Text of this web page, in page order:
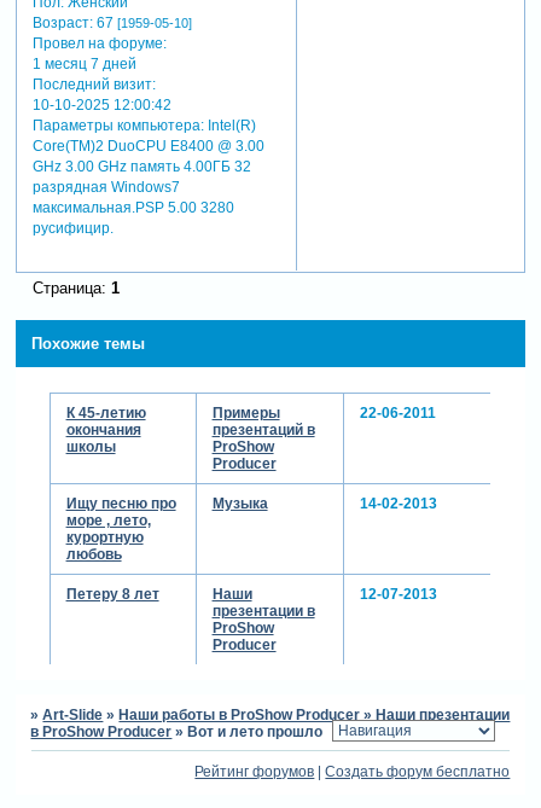
Возраст:67 [1959-05-10]
Провел на форуме:
1 месяц 7 дней
Последний визит:
10-10-2025 12:00:42
Параметры компьютера:Intel(R)
Core(TM)2 DuoCPU E8400 @ 3.00
GHz 3.00 GHz память 4.00ГБ 32
разрядная Windows7
максимальная.PSP 5.00 3280
русифицир.
Страница: 1
Похожие темы
К 45-летию
окончания
школы
Примеры
презентаций в
ProShow
Producer
22-06-2011
Ищу песню про
море , лето,
курортную
любовь
Музыка 14-02-2013
Петеру 8 лет
Наши
презентации в
ProShow
Producer
12-07-2013
»Art-Slide » Наши работы в ProShow Producer » Наши презентации
в ProShow Producer » Вот и лето прошло
Рейтинг форумов |Создать форум бесплатно